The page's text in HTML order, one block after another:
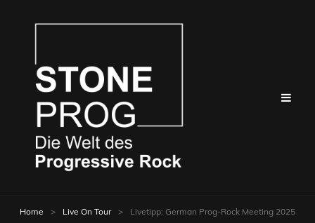
Home > Live On Tour > Livetipp: German Prog-Rock Meeting 2025